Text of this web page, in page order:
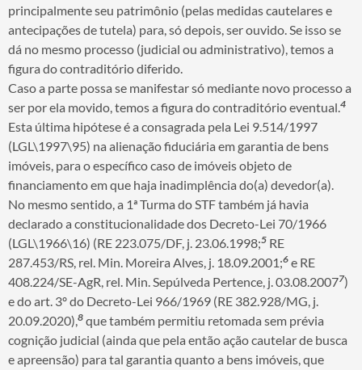
principalmente seu patrimônio (pelas medidas cautelares e
antecipações de tutela) para, só depois, ser ouvido. Se isso se
dá no mesmo processo (judicial ou administrativo), temos a
figura do contraditório diferido.
Caso a parte possa se manifestar só mediante novo processo a
ser por ela movido, temos a figura do contraditório eventual.4
Esta última hipótese é a consagrada pela Lei 9.514/1997
(LGL\1997\95) na alienação fiduciária em garantia de bens
imóveis, para o específico caso de imóveis objeto de
financiamento em que haja inadimplência do(a) devedor(a).
No mesmo sentido, a 1ª Turma do STF também já havia
declarado a constitucionalidade dos Decreto-Lei 70/1966
(LGL\1966\16) (RE 223.075/DF, j. 23.06.1998;5 RE
287.453/RS, rel. Min. Moreira Alves, j. 18.09.2001;6 e RE
408.224/SE-AgR, rel. Min. Sepúlveda Pertence, j. 03.08.20077)
e do art. 3º do Decreto-Lei 966/1969 (RE 382.928/MG, j.
20.09.2020),8 que também permitiu retomada sem prévia
cognição judicial (ainda que pela então ação cautelar de busca
e apreensão) para tal garantia quanto a bens imóveis, que